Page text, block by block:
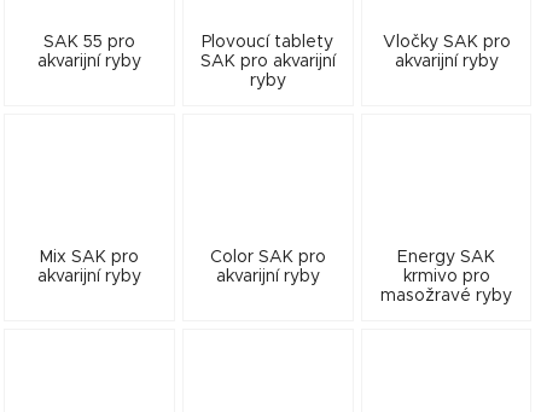
SAK 55 pro
akvarijní ryby
Plovoucí tablety
SAK pro akvarijní
ryby
Vločky SAK pro
akvarijní ryby
Mix SAK pro
akvarijní ryby
Color SAK pro
akvarijní ryby
Energy SAK
krmivo pro
masožravé ryby